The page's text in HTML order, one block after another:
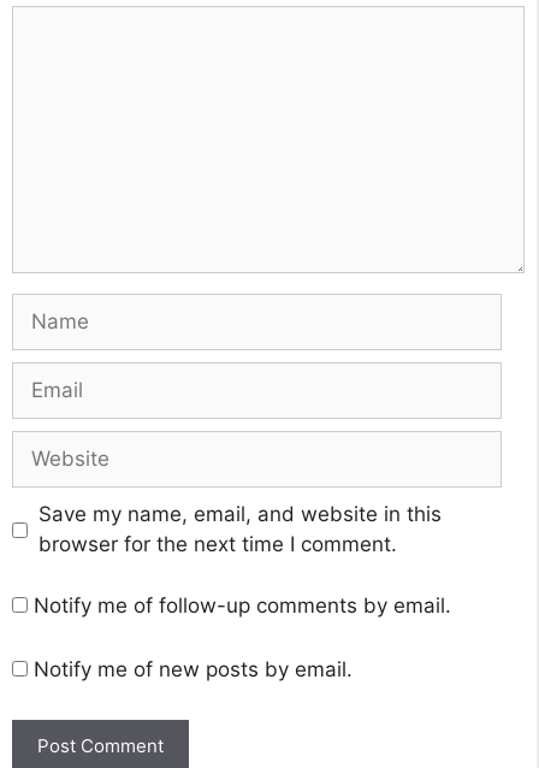
Name
Email
Website
Save my name, email, and website in this
browser for the next time I comment.
Notify me of follow-up comments by email.
Notify me of new posts by email.